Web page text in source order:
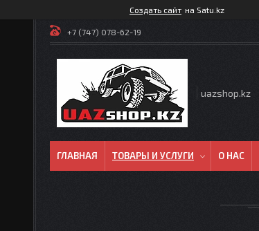
Создать сайт на Satu.kz
+7 (747) 078-62-19
uazshop.kz
ГЛАВНАЯ ТОВАРЫ И УСЛУГИ О НАС